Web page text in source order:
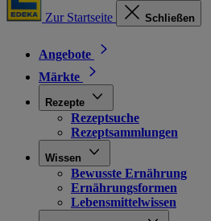
Zur Startseite Schließen
Angebote
Märkte
Rezepte
Rezeptsuche
Rezeptsammlungen
Wissen
Bewusste Ernährung
Ernährungsformen
Lebensmittelwissen